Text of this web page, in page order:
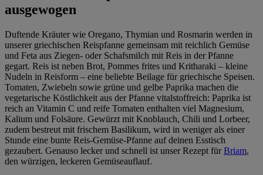
ausgewogen
Duftende Kräuter wie Oregano, Thymian und Rosmarin werden in
unserer griechischen Reispfanne gemeinsam mit reichlich Gemüse
und Feta aus Ziegen- oder Schafsmilch mit Reis in der Pfanne
gegart. Reis ist neben Brot, Pommes frites und Kritharaki – kleine
Nudeln in Reisform – eine beliebte Beilage für griechische Speisen.
Tomaten, Zwiebeln sowie grüne und gelbe Paprika machen die
vegetarische Köstlichkeit aus der Pfanne vitalstoffreich: Paprika ist
reich an Vitamin C und reife Tomaten enthalten viel Magnesium,
Kalium und Folsäure. Gewürzt mit Knoblauch, Chili und Lorbeer,
zudem bestreut mit frischem Basilikum, wird in weniger als einer
Stunde eine bunte Reis-Gemüse-Pfanne auf deinen Esstisch
gezaubert. Genauso lecker und schnell ist unser Rezept fürBriam,
den würzigen, leckeren Gemüseauflauf.
imImpressum